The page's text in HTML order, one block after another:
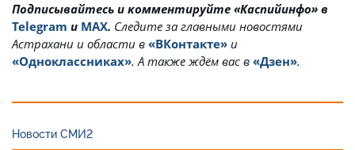
Подписывайтесь и комментируйте «Каспийинфо» в
Telegram и MAX. Cледите за главными новостями
Астрахани и области в «ВКонтакте» и
«Одноклассниках». А также ждём вас в «Дзен».
Новости СМИ2